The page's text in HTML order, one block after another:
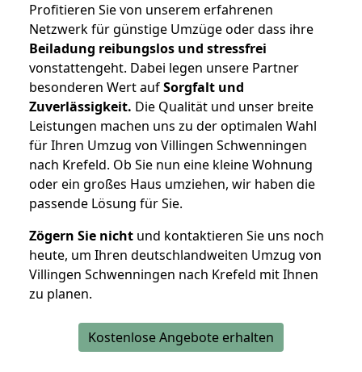
Profitieren Sie von unserem erfahrenen
Netzwerk für günstige Umzüge oder dass ihre
Beiladung reibungslos und stressfrei
vonstattengeht. Dabei legen unsere Partner
besonderen Wert aufSorgfalt und
Zuverlässigkeit. Die Qualität und unser breite
Leistungen machen uns zu der optimalen Wahl
für Ihren Umzug von Villingen Schwenningen
nach Krefeld. Ob Sie nun eine kleine Wohnung
oder ein großes Haus umziehen, wir haben die
passende Lösung für Sie.
Zögern Sie nicht und kontaktieren Sie uns noch
heute, um Ihren deutschlandweiten Umzug von
Villingen Schwenningen nach Krefeld mit Ihnen
zu planen.
Kostenlose Angebote erhalten